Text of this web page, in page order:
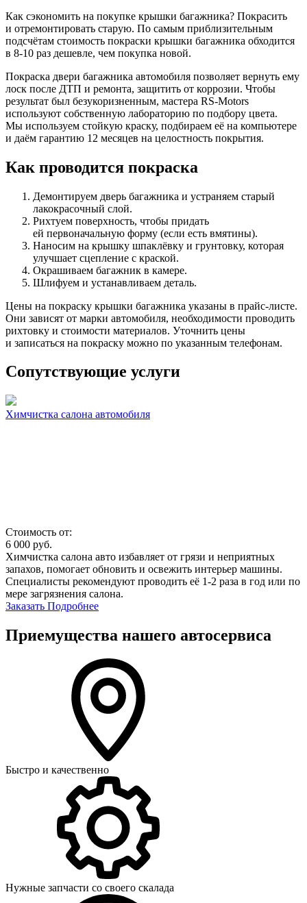
Как сэкономить на покупке крышки багажника? Покрасить
и отремонтировать старую. По самым приблизительным
подсчётам стоимость покраски крышки багажника обходится
в 8-10 раз дешевле, чем покупка новой.
Покраска двери багажника автомобиля позволяет вернуть ему
лоск после ДТП и ремонта, защитить от коррозии. Чтобы
результат был безукоризненным, мастера RS-Motors
используют собственную лабораторию по подбору цвета.
Мы используем стойкую краску, подбираем её на компьютере
и даём гарантию 12 месяцев на целостность покрытия.
Как проводится покраска
Демонтируем дверь багажника и устраняем старый
лакокрасочный слой.
Рихтуем поверхность, чтобы придать
ей первоначальную форму (если есть вмятины).
Наносим на крышку шпаклёвку и грунтовку, которая
улучшает сцепление с краской.
Окрашиваем багажник в камере.
Шлифуем и устанавливаем деталь.
Цены на покраску крышки багажника указаны в прайс-листе.
Они зависят от марки автомобиля, необходимости проводить
рихтовку и стоимости материалов. Уточнить цены
и записаться на покраску можно по указанным телефонам.
Сопутствующие услуги
Химчистка салона автомобиля
Стоимость от:
6 000 руб.
Химчистка салона авто избавляет от грязи и неприятных
запахов, помогает обновить и освежить интерьер машины.
Специалисты рекомендуют проводить её 1-2 раза в год или по
мере загрязнения салона.
Заказать Подробнее
Приемущества нашего автосервиса
Быстро и качественно
Нужные запчасти со своего скалада